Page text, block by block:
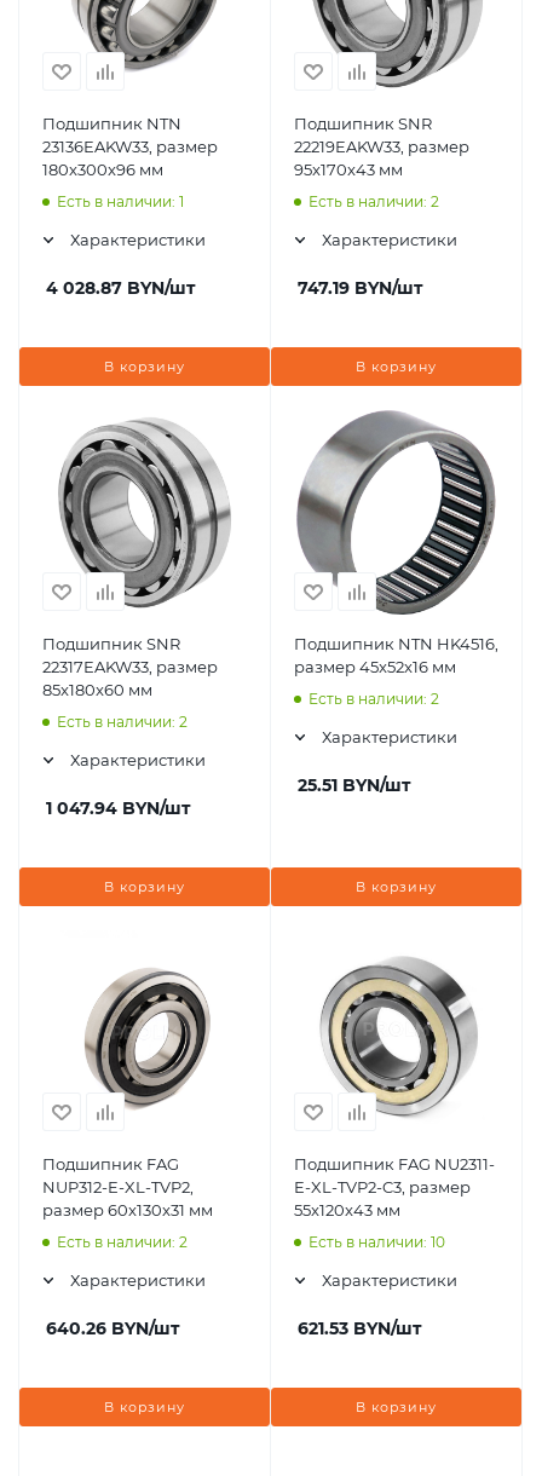
Подшипник NTN
23136EAKW33, размер
180x300x96 мм
Есть в наличии: 1
Характеристики
4 028.87 BYN/шт
В корзину
Подшипник SNR
22219EAKW33, размер
95x170x43 мм
Есть в наличии: 2
Характеристики
747.19 BYN/шт
В корзину
Подшипник SNR
22317EAKW33, размер
85x180x60 мм
Есть в наличии: 2
Характеристики
1 047.94 BYN/шт
В корзину
Подшипник NTN HK4516,
размер 45x52x16 мм
Есть в наличии: 2
Характеристики
25.51 BYN/шт
В корзину
Подшипник FAG
NUP312-E-XL-TVP2,
размер 60x130x31 мм
Есть в наличии: 2
Характеристики
640.26 BYN/шт
В корзину
Подшипник FAG NU2311-
E-XL-TVP2-C3, размер
55x120x43 мм
Есть в наличии: 10
Характеристики
621.53 BYN/шт
В корзину